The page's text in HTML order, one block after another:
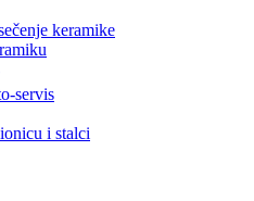
keramike
servis
i stalci